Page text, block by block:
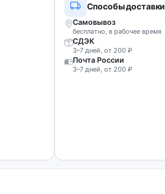
Способы доставки
Самовывоз
бесплатно, в рабочее время
СДЭК
3–7 дней, от 200 ₽
Почта России
3–7 дней, от 200 ₽